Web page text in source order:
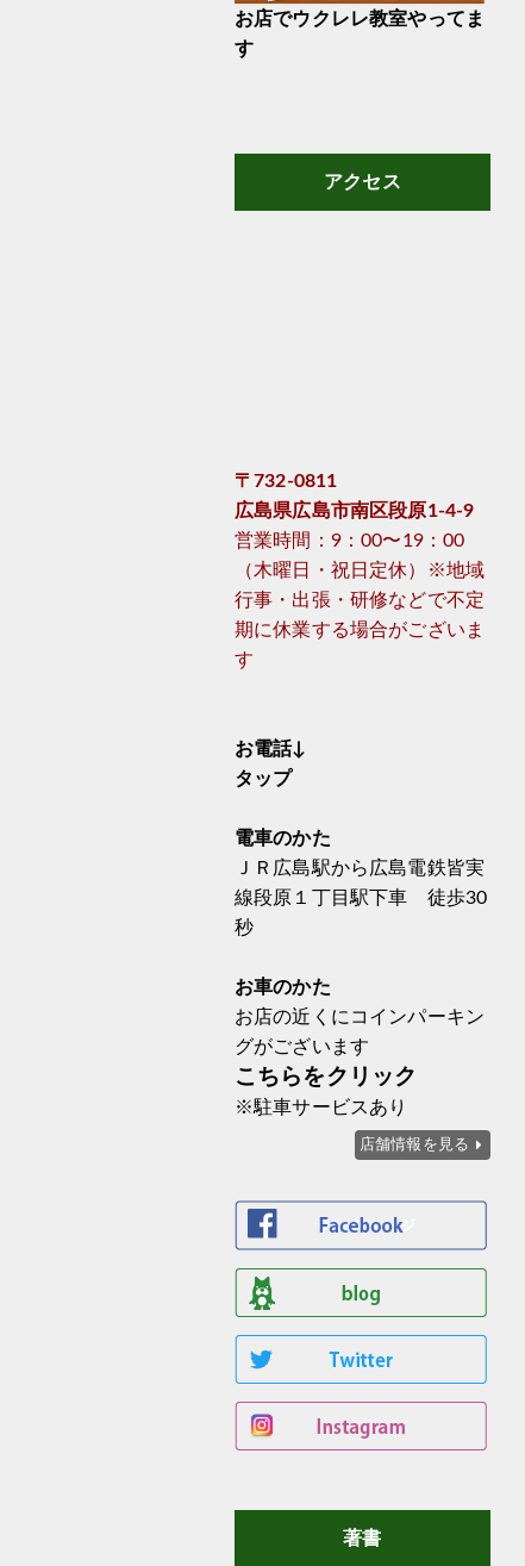
お店でウクレレ教室やってま
す
アクセス
〒732-0811
広島県広島市南区段原1-4-9
営業時間：9：00〜19：00
（木曜日・祝日定休）※地域
行事・出張・研修などで不定
期に休業する場合がございま
す
お電話↓
タップ
電車のかた
ＪＲ広島駅から広島電鉄皆実
線段原１丁目駅下車 徒歩30
秒
お車のかた
お店の近くにコインパーキン
グがございます
こちらをクリック
※駐車サービスあり
店舗情報を見る
著書